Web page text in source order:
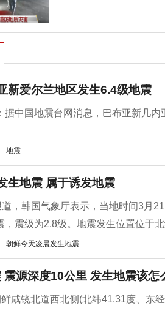
新爱尔兰地区发生6.4级地震
国地震台网消息，巴布亚新几内
地震
生地震 属于诱发地震
，韩国气象厅表示，当地时间3月
，震级为2.8级。地震发生位置位于
朝鲜今天凌晨发生地震
震源深度10公里 发生地震该怎
咸镜北道西北侧(北纬41.31度、东